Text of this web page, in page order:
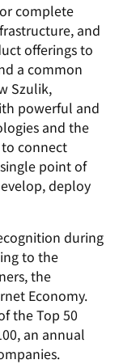
complete
and
offerings to
a common
Szulik,
powerful and
and the
connect
point of
deploy
during
to the
the
Economy.
the Top 50
an annual